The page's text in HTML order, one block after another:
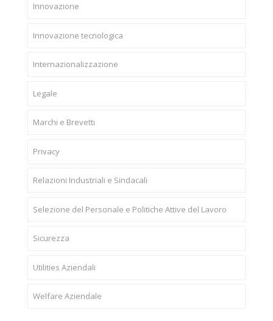
Innovazione
Innovazione tecnologica
Internazionalizzazione
Legale
Marchi e Brevetti
Privacy
Relazioni Industriali e Sindacali
Selezione del Personale e Politiche Attive del Lavoro
Sicurezza
Utilities Aziendali
Welfare Aziendale